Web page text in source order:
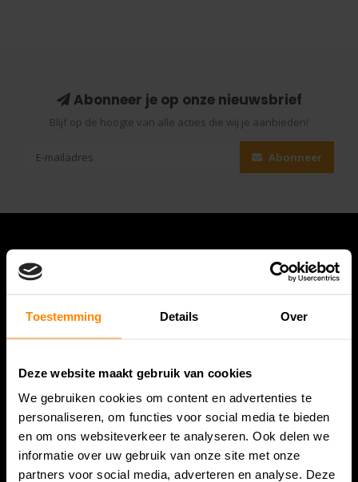
Toestemming Details Over
Deze website maakt gebruik van cookies
We gebruiken cookies om content en advertenties te
personaliseren, om functies voor social media te bieden
en om ons websiteverkeer te analyseren. Ook delen we
informatie over uw gebruik van onze site met onze
partners voor social media, adverteren en analyse. Deze
Abonneer je op onze nieuwsbrief
Blijf op de hoogte van alle acties die wij je aanbieden!
Abonneer
Bespanracket.nl is dé racketspecialist van Lelystad en
omstreken.
Snijdersstraat 6
8224 AA Lelystad